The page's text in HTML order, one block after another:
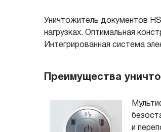
Уничтожитель документов
нагрузках. Оптимальная
Интегрированная система
Преимущества
и